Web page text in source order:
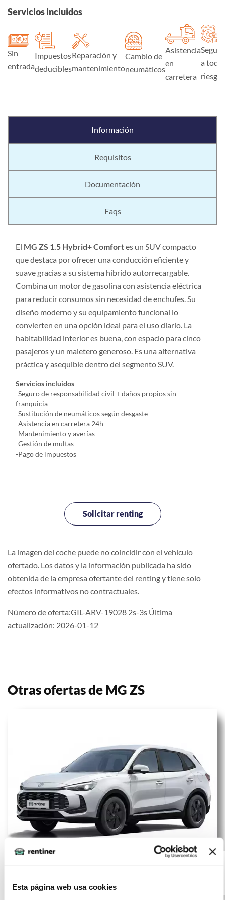
Esta página web usa cookies
Servicios incluidos
Sin
entrada
Impuestos
deducibles
Reparación y
mantenimiento
Cambio de
neumáticos
Asistencia
en
carretera
Seguro
a todo
riesgo
Información
Requisitos
Documentación
Faqs
El MG ZS 1.5 Hybrid+ Comfortes un SUV compacto
que destaca por ofrecer una conducción eficiente y
suave gracias a su sistema híbrido autorrecargable.
Combina un motor de gasolina con asistencia eléctrica
para reducir consumos sin necesidad de enchufes. Su
diseño moderno y su equipamiento funcional lo
convierten en una opción ideal para el uso diario. La
habitabilidad interior es buena, con espacio para cinco
pasajeros y un maletero generoso. Es una alternativa
práctica y asequible dentro del segmento SUV.
Servicios incluidos
-Seguro de responsabilidad civil + daños propios sin
franquicia
-Sustitución de neumáticos según desgaste
-Asistencia en carretera 24h
-Mantenimiento y averías
-Gestión de multas
-Pago de impuestos
Solicitar renting
La imagen del coche puede no coincidir con el vehículo
ofertado. Los datos y la información publicada ha sido
obtenida de la empresa ofertante del renting y tiene solo
efectos informativos no contractuales.
Número de oferta:GIL-ARV-19028 2s-3s Última
actualización: 2026-01-12
Otras ofertas de MG ZS
MG ZS 1.5 MT
10000 km
60 meses